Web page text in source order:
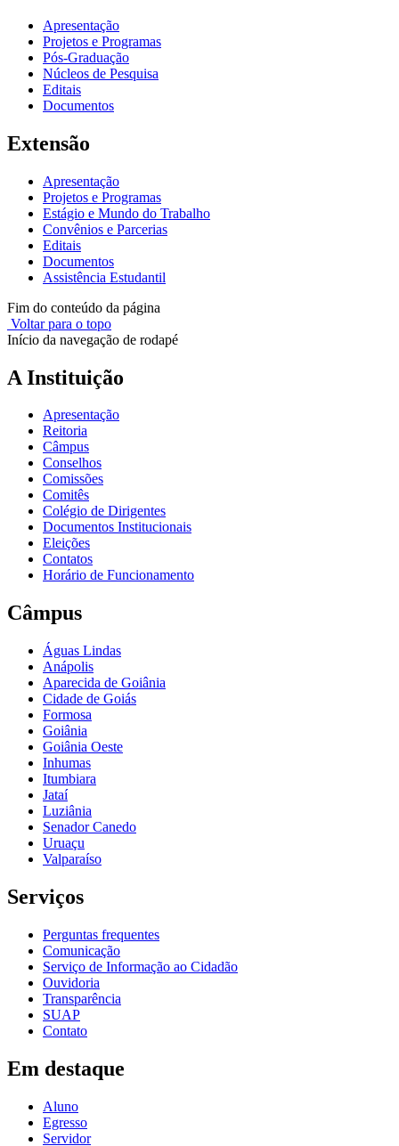
Apresentação
Projetos e Programas
Pós-Graduação
Núcleos de Pesquisa
Editais
Documentos
Extensão
Apresentação
Projetos e Programas
Estágio e Mundo do Trabalho
Convênios e Parcerias
Editais
Documentos
Assistência Estudantil
Fim do conteúdo da página
Voltar para o topo
Início da navegação de rodapé
A Instituição
Apresentação
Reitoria
Câmpus
Conselhos
Comissões
Comitês
Colégio de Dirigentes
Documentos Institucionais
Eleições
Contatos
Horário de Funcionamento
Câmpus
Águas Lindas
Anápolis
Aparecida de Goiânia
Cidade de Goiás
Formosa
Goiânia
Goiânia Oeste
Inhumas
Itumbiara
Jataí
Luziânia
Senador Canedo
Uruaçu
Valparaíso
Serviços
Perguntas frequentes
Comunicação
Serviço de Informação ao Cidadão
Ouvidoria
Transparência
SUAP
Contato
Em destaque
Aluno
Egresso
Servidor